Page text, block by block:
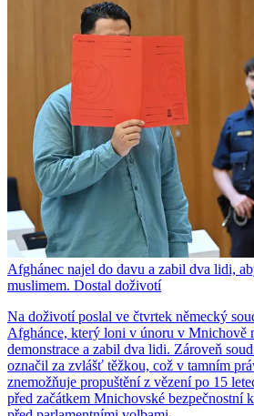
Afghánec najel do davu a zabil dva lidi,
muslimem. Dostal doživotí
Na doživotí poslal ve čtvrtek německý
Afghánce, který loni v únoru v Mnichově
demonstrace a zabil dva lidi. Zároveň
označil za zvlášť těžkou, což v tamním
znemožňuje propuštění z vězení po 15
před začátkem Mnichovské bezpečnostní